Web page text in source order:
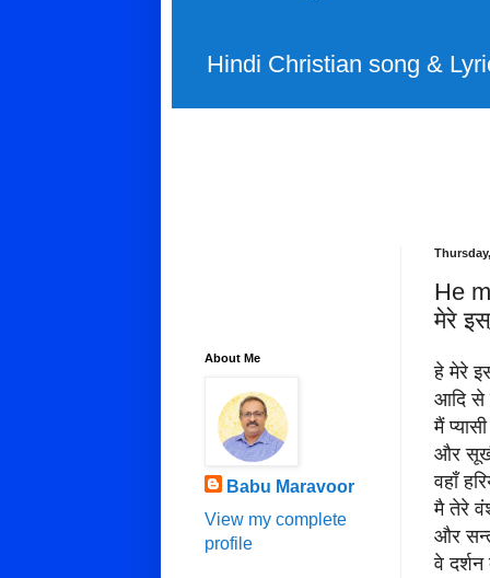
Hindi Christian song &
He
मेरे
हे मेरे
आदि से
मैं
और
वहाँ
मै तेरे
और
वे
About Me
Babu Maravoor
View my complete
profile